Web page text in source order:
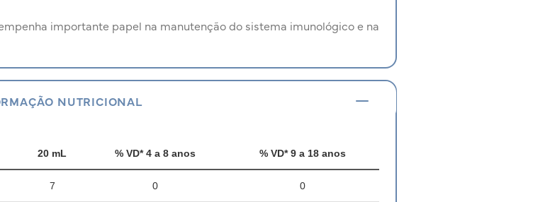
importante papel na manutenção do sistema imunológico e na
NUTRICIONAL
20 mL % VD* 4 a 8 anos % VD* 9 a 18 anos
7 0 0